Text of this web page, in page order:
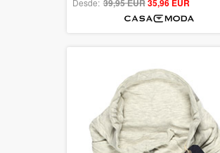
out of 5
Desde: 39,95 EUR35,96 EUR